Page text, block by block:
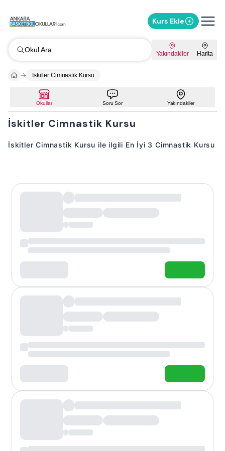
Kurs Ekle
Okul Ara Yakındakiler Harita
İskitler Cimnastik Kursu
Okullar Soru Sor Yakındakiler
İskitler Cimnastik Kursu
İskitler Cimnastik Kursu ile ilgili En İyi 3 Cimnastik Kursu